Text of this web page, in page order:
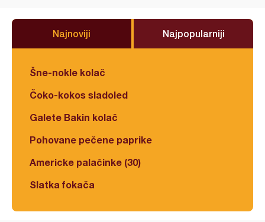
Najnoviji Najpopularniji
Šne-nokle kolač
Čoko-kokos sladoled
Galete Bakin kolač
Pohovane pečene paprike
Americke palačinke (30)
Slatka fokača